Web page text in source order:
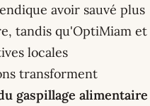
avoir sauvé plus
tandis qu'OptiMiam et
locales
transforment
gaspillage alimentaire